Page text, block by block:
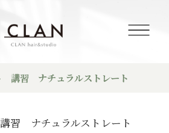
講習 ナチュラルストレート
習 ナチュラルストレート